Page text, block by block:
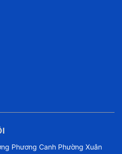
Phương Canh Phường Xuân